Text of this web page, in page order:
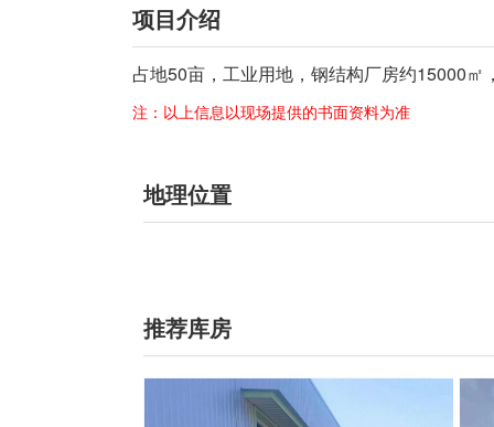
项目介绍
占地50亩，工业用地，钢结构厂房约15000
注：以上信息以现场提供的书面资料为准
地理位置
推荐库房